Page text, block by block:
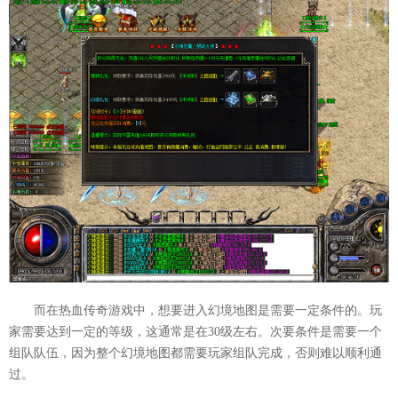
而在热血传奇游戏中，想要进入幻境地图是需要一定条件的。玩
家需要达到一定的等级，这通常是在30级左右。次要条件是需要一个
组队队伍，因为整个幻境地图都需要玩家组队完成，否则难以顺利通
过。